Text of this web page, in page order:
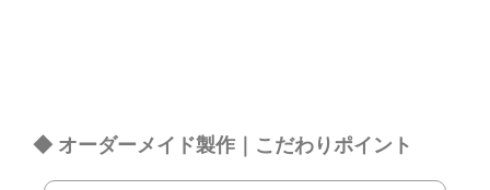
◆ オーダーメイド製作｜こだわりポイント